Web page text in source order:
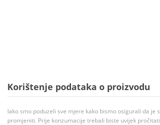
Korištenje podataka o proizvodu
Iako smo poduzeli sve mjere kako bismo osigurali da
promjeniti. Prije konzumacije trebali biste uvijek